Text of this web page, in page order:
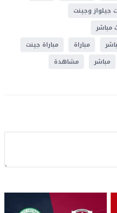
جيلواز وجينت
مباشر
مباراة
مباراة جينت
مباشر مشاهدة